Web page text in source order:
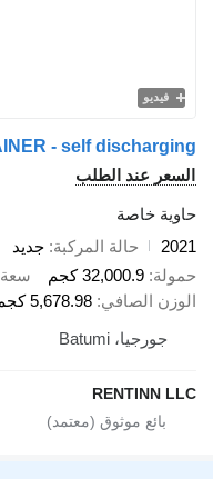
فيديو
- self discharging
السعر عند الطلب
حاوية خاصة
2021
حالة المركبة جديد
حمولة 32,000.9 كجم سعة
الوزن الصافي 5,678.98 كجم
جورجيا، Batumi
RENTINN LLC